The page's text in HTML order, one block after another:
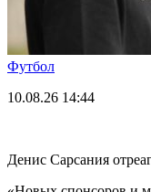
Футбол
10.08.26 14:44
Денис Сарсания